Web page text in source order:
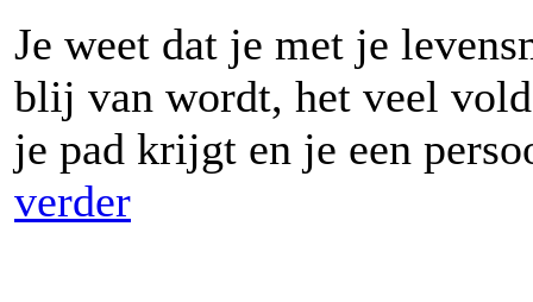
Je weet dat je met je
blij van wordt, het veel
je pad krijgt en je een
verder